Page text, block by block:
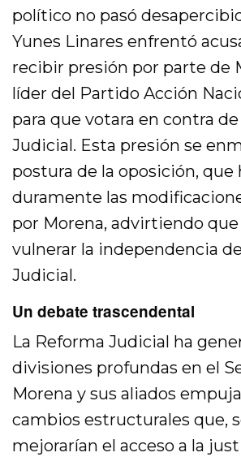
político no pasó
Yunes Linares enfrentó
recibir presión por parte de
líder del Partido Acción
para que votara en contra
Judicial. Esta presión se
postura de la oposición,
duramente las
por Morena, advirtiendo
vulnerar la independencia
Judicial.
Un debate trascendental
La Reforma Judicial ha
divisiones profundas en el
Morena y sus aliados
cambios estructurales que,
mejorarían el acceso a la